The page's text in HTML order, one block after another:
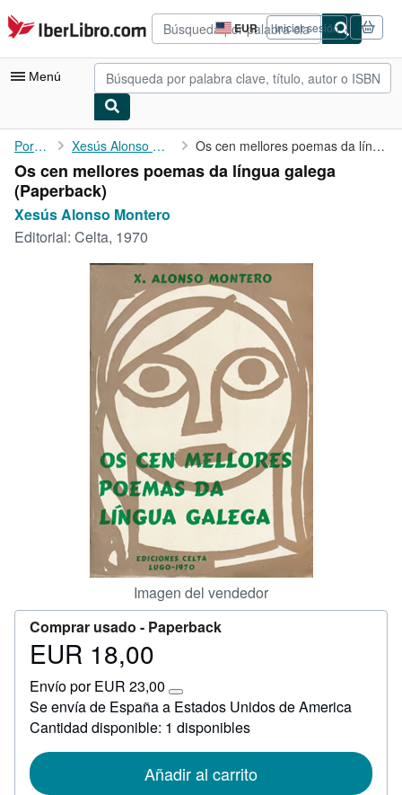
Pasar al contenido principal
IberLibro.com EUR
Preferencias
de
compra
del
Iniciar sesión
Menú
Mi cuenta
Consultar mis pedidos
Búsqueda avanzada
Colecciones
Libros antiguos
Arte y coleccionismo
Comenzar a vender
CERRAR
Portada Xesús Alonso Montero Os cen mellores poemas da língua galega
Os cen mellores poemas da língua galega
(Paperback)
Xesús Alonso Montero
Editorial: Celta, 1970
Imagen del vendedor
Comprar usado - Paperback
Precio
18,00
EUR 18,00
Envío por EUR 23,00
Más
información
sobre
tarifas
envío
Se envía de España a Estados Unidos de America
Cantidad disponible: 1 disponibles
Añadir al carrito